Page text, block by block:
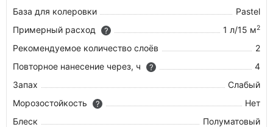
База для колеровки
Pastel
Примерный расход
? 1 л/15 м2
Рекомендуемое количество слоёв
2
Повторное нанесение через, ч
?
4
Запах
Слабый
Морозостойкость
?
Нет
Блеск
Полуматовый